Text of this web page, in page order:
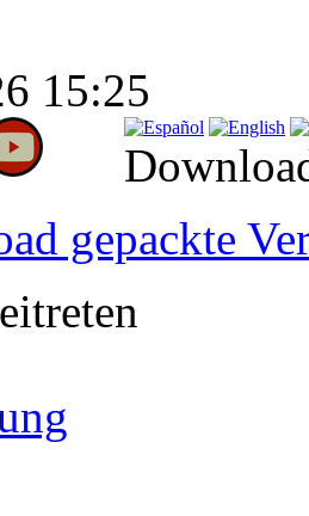
15:25
gepackte